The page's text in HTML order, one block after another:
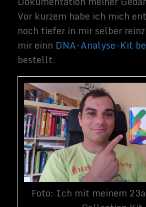
Mittlerweile sind die Preise auch für
Jedermann bezahlbar geworden. Das war
2008 noch anders, als ich letzte Mal über
23andme in meinem Baynado Blog
berichtet habe. Das Thema verfolge ich
also schon etwa länger.
Vor gut 12 Tagen habe ich mir dieses
Erbgutanalyse-Kit bestellt. Der Versand
aus den USA mit FedEx dauerte nun etwas
länger an. Heute habe ich das 23andme Kit
auf der Post abgeholt.
Wer eine DNS von 23andme analysieren
lassen möchte sollte ohnehin ein wenig
Geduld mitbringen. Das Unternehmen gibt
an, dass es zwischen 6 und 8 Wochen
dauern kann, bis man seine
Analyseergebnisse online einsehen kann.